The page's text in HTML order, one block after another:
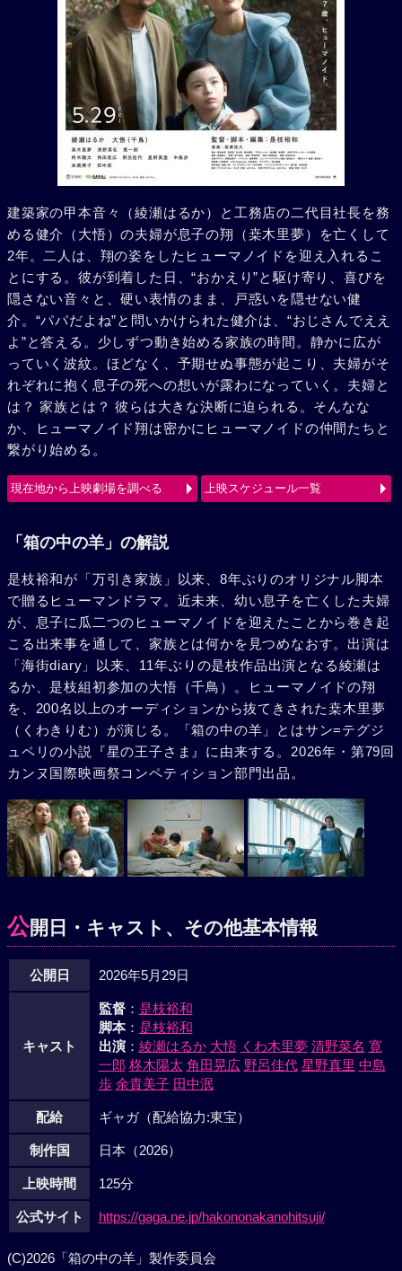
建築家の甲本音々（綾瀬はるか）と工務店の二代目社長を務
める健介（大悟）の夫婦が息子の翔（桒木里夢）を亡くして
2年。二人は、翔の姿をしたヒューマノイドを迎え入れるこ
とにする。彼が到着した日、“おかえり”と駆け寄り、喜びを
隠さない音々と、硬い表情のまま、戸惑いを隠せない健
介。“パパだよね”と問いかけられた健介は、“おじさんでええ
よ”と答える。少しずつ動き始める家族の時間。静かに広が
っていく波紋。ほどなく、予期せぬ事態が起こり、夫婦がそ
れぞれに抱く息子の死への想いが露わになっていく。夫婦と
は？ 家族とは？ 彼らは大きな決断に迫られる。そんなな
か、ヒューマノイド翔は密かにヒューマノイドの仲間たちと
繋がり始める。
現在地から上映劇場を調べる 上映スケジュール一覧
「箱の中の羊」の解説
是枝裕和が「万引き家族」以来、8年ぶりのオリジナル脚本
で贈るヒューマンドラマ。近未来、幼い息子を亡くした夫婦
が、息子に瓜二つのヒューマノイドを迎えたことから巻き起
こる出来事を通して、家族とは何かを見つめなおす。出演は
「海街diary」以来、11年ぶりの是枝作品出演となる綾瀬は
るか、是枝組初参加の大悟（千鳥）。ヒューマノイドの翔
を、200名以上のオーディションから抜てきされた桒木里夢
（くわきりむ）が演じる。「箱の中の羊」とはサン=テグジ
ュペリの小説『星の王子さま』に由来する。2026年・第79回
カンヌ国際映画祭コンペティション部門出品。
公開日・キャスト、その他基本情報
公開日 2026年5月29日
キャスト
監督： 是枝裕和
脚本： 是枝裕和
出演： 綾瀬はるか 大悟 くわ木里夢 清野菜名 寛
一郎 柊木陽太 角田晃広 野呂佳代 星野真里 中島
歩 余貴美子 田中泯
配給 ギャガ（配給協力:東宝）
制作国 日本（2026）
上映時間 125分
公式サイト https://gaga.ne.jp/hakononakanohitsuji/
(C)2026「箱の中の羊」製作委員会